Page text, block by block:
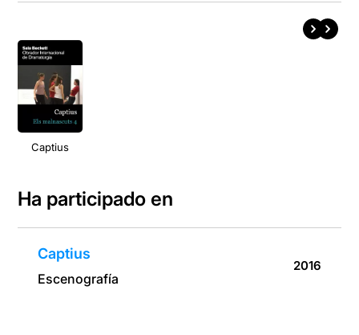
Captius
Ha participado en
Captius
Escenografía
2016